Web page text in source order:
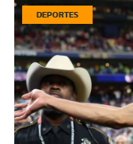
DEPORTES